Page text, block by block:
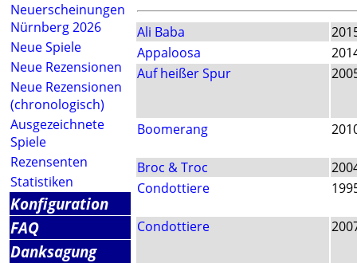
Neuerscheinungen
Nürnberg 2026
Neue Spiele
Neue Rezensionen
Neue Rezensionen
(chronologisch)
Ausgezeichnete
Spiele
Rezensenten
Statistiken
Konfiguration
FAQ
Danksagung
Ali Baba
Appaloosa
Auf heißer Spur
Boomerang
Broc & Troc
Condottiere
Condottiere